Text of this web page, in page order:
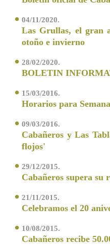
04/11/2020.
Las Grullas, el gran
otoño e invierno
28/02/2020.
BOLETIN
15/03/2016.
Horarios para
09/03/2016.
Cabañeros y Las
flojos'
29/12/2015.
Cabañeros supera su
21/11/2015.
Celebramos el 20
10/08/2015.
Cabañeros recibe